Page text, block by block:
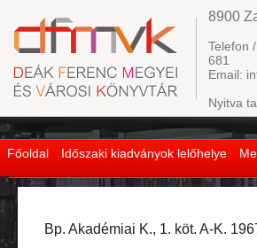
Főoldal Időszaki kiadványok lelőhelye
8900
Telefon
681
Email:
Nyitva
Bp. Akadémiai K., 1. köt. A-K.